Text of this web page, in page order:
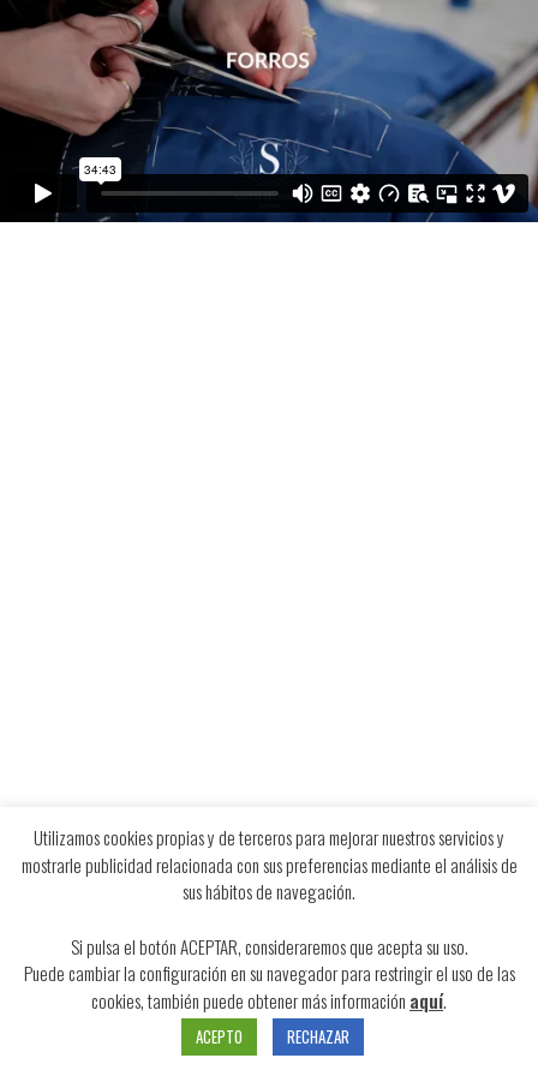
Utilizamos cookies propias y de terceros para mejorar nuestros servicios y
mostrarle publicidad relacionada con sus preferencias mediante el análisis de
sus hábitos de navegación.
Si pulsa el botón ACEPTAR, consideraremos que acepta su uso.
Puede cambiar la configuración en su navegador para restringir el uso de las
cookies, también puede obtener más información aquí.
ACEPTO RECHAZAR